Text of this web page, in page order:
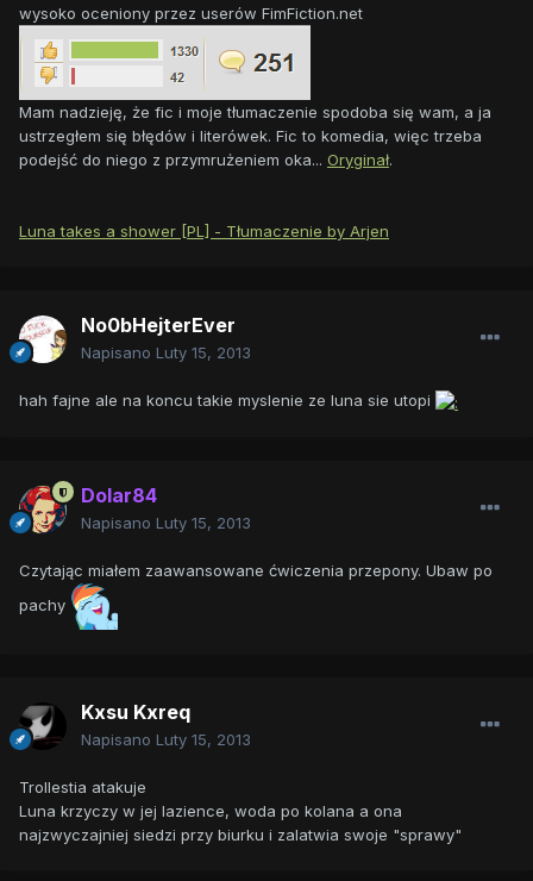
wysoko oceniony przez userów FimFiction.net
Mam nadzieję, że fic i moje tłumaczenie spodoba się wam, a ja
ustrzegłem się błędów i literówek. Fic to komedia, więc trzeba
podejść do niego z przymrużeniem oka... Oryginał.
Luna takes a shower [PL] - Tłumaczenie by Arjen
No0bHejterEver
Napisano Luty 15, 2013
hah fajne ale na koncu takie myslenie ze luna sie utopi
Dolar84
Napisano Luty 15, 2013
Czytając miałem zaawansowane ćwiczenia przepony. Ubaw po
pachy
Kxsu Kxreq
Napisano Luty 15, 2013
Trollestia atakuje
Luna krzyczy w jej lazience, woda po kolana a ona
najzwyczajniej siedzi przy biurku i zalatwia swoje "sprawy"